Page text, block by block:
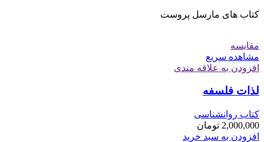
کتاب های مارسل پروست
مقایسه
مشاهده سریع
افزودن به علاقه مندی
لذات فلسفه
کتاب روانشناسی
2,000,000 تومان
افزودن به سبد خرید